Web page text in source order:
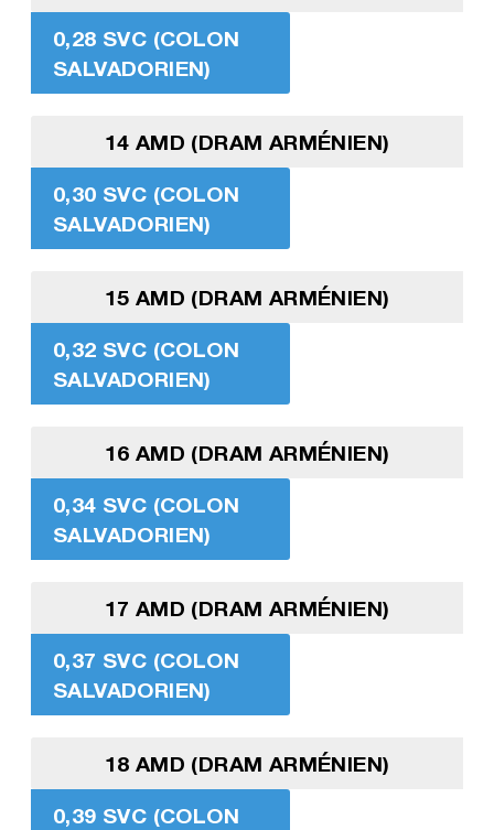
0,28 SVC (COLON
SALVADORIEN)
14 AMD (DRAM ARMÉNIEN)
0,30 SVC (COLON
SALVADORIEN)
15 AMD (DRAM ARMÉNIEN)
0,32 SVC (COLON
SALVADORIEN)
16 AMD (DRAM ARMÉNIEN)
0,34 SVC (COLON
SALVADORIEN)
17 AMD (DRAM ARMÉNIEN)
0,37 SVC (COLON
SALVADORIEN)
18 AMD (DRAM ARMÉNIEN)
0,39 SVC (COLON